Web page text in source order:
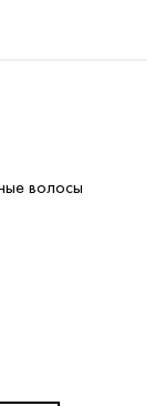
волосы